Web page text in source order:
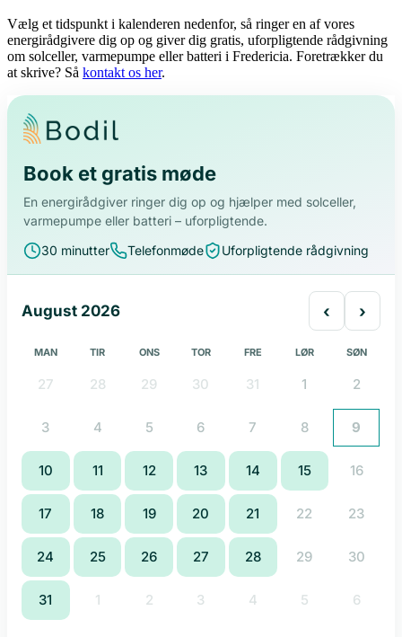
Vælg et tidspunkt i kalenderen nedenfor, så ringer en af vores
energirådgivere dig op og giver dig gratis, uforpligtende rådgivning
om solceller, varmepumpe eller batteri i Fredericia. Foretrækker du
at skrive? Så kontakt os her.